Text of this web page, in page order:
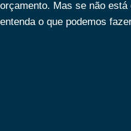
orçamento. Mas se não
entenda o que podemos